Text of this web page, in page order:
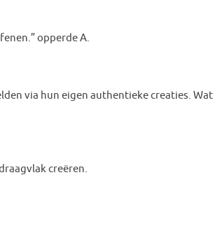
opperde A.
via hun eigen authentieke creaties. Wat
creëren.